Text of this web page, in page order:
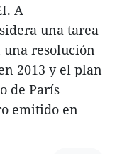
A
una tarea
resolución
2013 y el plan
de París
emitido en